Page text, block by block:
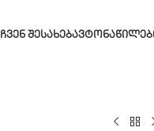
ᲩᲕᲔᲜ ᲨᲔᲡᲐᲮᲔᲑ